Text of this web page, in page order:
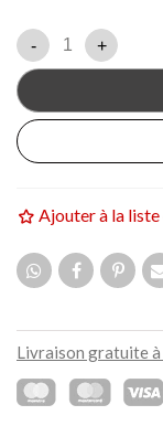
- +
Ajouter à la liste
Livraison gratuite